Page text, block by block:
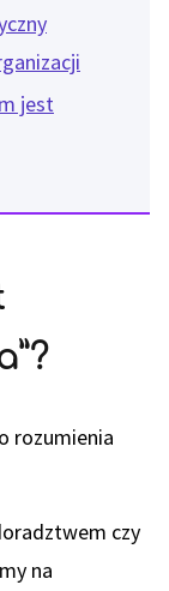
jest
rozumienia
czy
na